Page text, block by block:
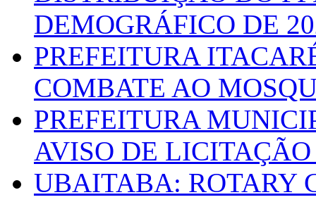
DEMOGRÁFICO DE
PREFEITURA
COMBATE AO
PREFEITURA
AVISO DE LICITAÇÃO
UBAITABA: ROTARY